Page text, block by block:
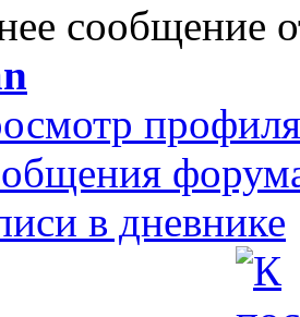
сообщение
профиля
в дневнике